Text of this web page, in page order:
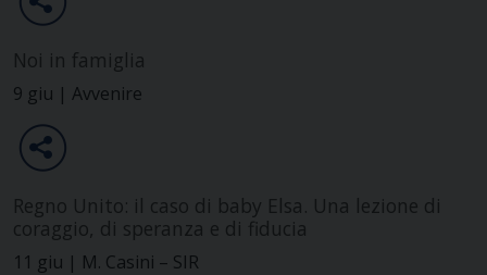
Noi in famiglia
9 giu | Avvenire
Regno Unito: il caso di baby Elsa. Una lezione di
coraggio, di speranza e di fiducia
11 giu | M. Casini – SIR